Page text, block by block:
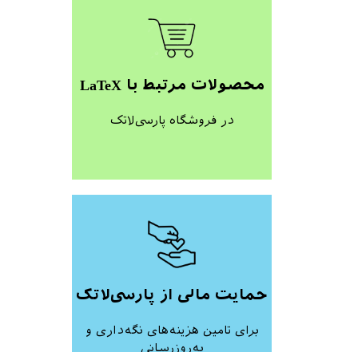
محصولات مرتبط با LaTeX
در فروشگاه پارسی‌لاتک
حمایت مالی از پارسی‌لاتک
برای تامین هزینه‌های نگه‌داری و
به‌روزرسانی